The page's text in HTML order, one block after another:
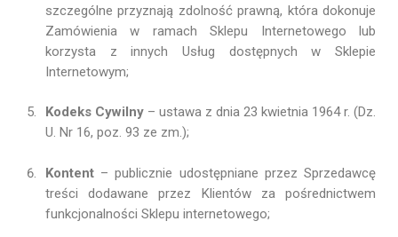
szczególne przyznają zdolność prawną, która dokonuje
Zamówienia w ramach Sklepu Internetowego lub
korzysta z innych Usług dostępnych w Sklepie
Internetowym;
Kodeks Cywilny – ustawa z dnia 23 kwietnia 1964 r. (Dz.
U. Nr 16, poz. 93 ze zm.);
Kontent – publicznie udostępniane przez Sprzedawcę
treści dodawane przez Klientów za pośrednictwem
funkcjonalności Sklepu internetowego;